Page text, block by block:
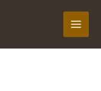
Main